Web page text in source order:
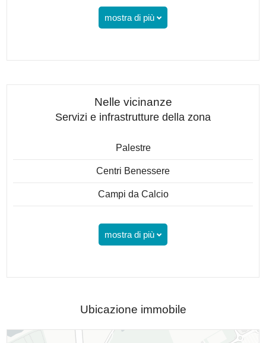
mostra di più
Nelle vicinanze
Servizi e infrastrutture della zona
Palestre
Centri Benessere
Campi da Calcio
mostra di più
Ubicazione immobile